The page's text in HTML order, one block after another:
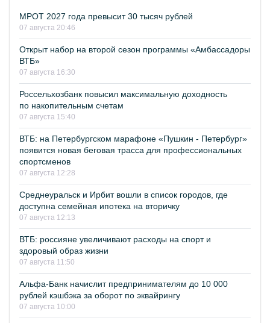
МРОТ 2027 года превысит 30 тысяч рублей
07 августа 20:46
Открыт набор на второй сезон программы «Амбассадоры
ВТБ»
07 августа 16:30
Россельхозбанк повысил максимальную доходность
по накопительным счетам
07 августа 15:40
ВТБ: на Петербургском марафоне «Пушкин - Петербург»
появится новая беговая трасса для профессиональных
спортсменов
07 августа 12:28
Среднеуральск и Ирбит вошли в список городов, где
доступна семейная ипотека на вторичку
07 августа 12:13
ВТБ: россияне увеличивают расходы на спорт и
здоровый образ жизни
07 августа 11:50
Альфа-Банк начислит предпринимателям до 10 000
рублей кэшбэка за оборот по эквайрингу
07 августа 10:00